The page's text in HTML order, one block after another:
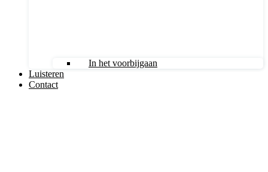
In het voorbijgaan
Luisteren
Contact